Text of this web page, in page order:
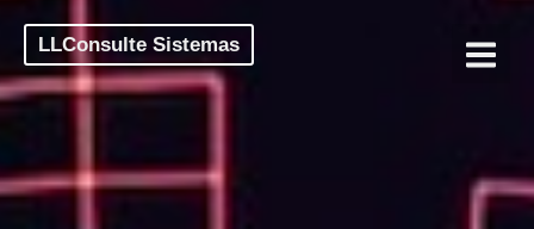
LLConsulte Sistemas